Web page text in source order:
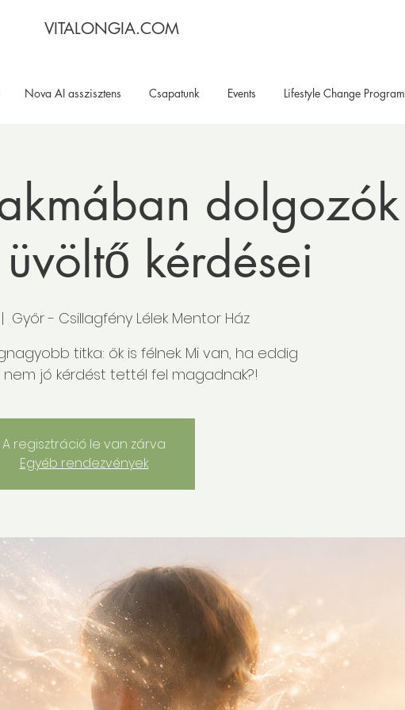
VITALONGIA.COM
Nova AI asszisztens Csapatunk Events Lifestyle Change Program
dolgozók
kérdései
Győr - Csillagfény Lélek Mentor Ház
titka: ők is félnek. Mi van, ha eddig
nem jó kérdést tettél fel magadnak?!
A regisztráció le van zárva
Egyéb rendezvények